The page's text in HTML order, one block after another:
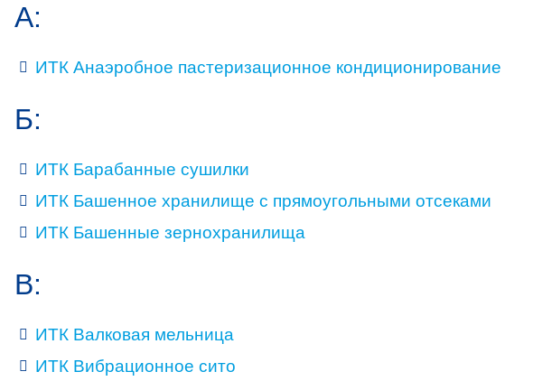
А:
ИТК Анаэробное пастеризационное кондиционирование
Б:
ИТК Барабанные сушилки
ИТК Башенное хранилище с прямоугольными отсеками
ИТК Башенные зернохранилища
В:
ИТК Валковая мельница
ИТК Вибрационное сито